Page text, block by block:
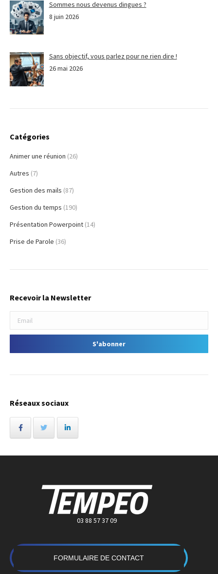
Sommes nous devenus dingues ?
8 juin 2026
Sans objectif, vous parlez pour ne rien dire !
26 mai 2026
Catégories
Animer une réunion (26)
Autres (7)
Gestion des mails (87)
Gestion du temps (190)
Présentation Powerpoint (14)
Prise de Parole (36)
Recevoir la Newsletter
Réseaux sociaux
03 88 57 37 09
FORMULAIRE DE CONTACT